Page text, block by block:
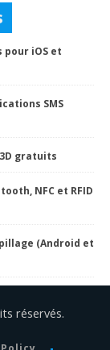
iOS et
SMS
gratuits
NFC et RFID
(Android et
réservés.